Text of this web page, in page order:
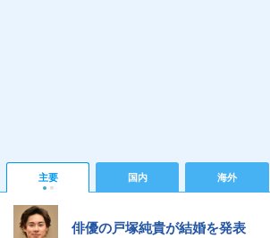
主要 国内 海外
俳優の戸塚純貴が結婚を発表